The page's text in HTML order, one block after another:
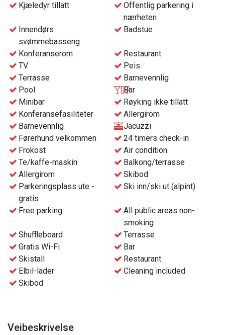
Innsjekk fra kl. 16:00 på ankomstdagen
Legg til halvpensjon i din booking - da inngår frokost og 3-
retters middag
Hjertelig velkommen!
Kjæledyr tillatt
Offentlig parkering i
nærheten
Innendørs
svømmebasseng
Badstue
Konferanserom
Restaurant
TV
Peis
Terrasse
Barnevennlig
Pool
Bar
Minibar
Røyking ikke tillatt
Konferansefasiliteter
Allergirom
Barnevennlig
Jacuzzi
Førerhund velkommen
24 timers check-in
Frokost
Air condition
Te/kaffe-maskin
Balkong/terrasse
Allergirom
Skibod
Parkeringsplass ute -
gratis
Ski inn/ski ut (alpint)
Free parking
All public areas non-
smoking
Shuffleboard
Terrasse
Gratis Wi-Fi
Bar
Skistall
Restaurant
Elbil-lader
Cleaning included
Skibod
Veibeskrivelse